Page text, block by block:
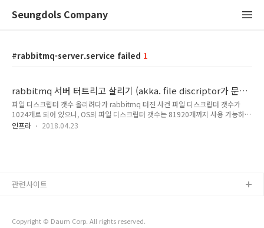
Seungdols Company
rabbitmq-server.service failed 1
rabbitmq 서버 터트리고 살리기 (akka. file discriptor가 문제
다.)
파일 디스크립터 갯수 올리려다가 rabbitmq 터진 사건 파일 디스크립터 갯수가
1024개로 되어 있으나, OS의 파일 디스크립터 갯수는 81920개까지 사용 가능하
다. $ ulimit -n #명령어로 갯수 확인이 가능하다.rabbitmq를 처음 셋팅하게 되면,
인프라 2018.04.23
Copyright © Daum Corp. All rights reserved.
관련사이트